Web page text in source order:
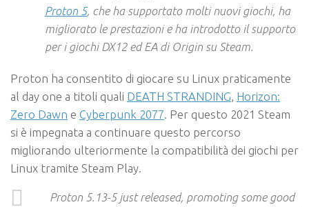
Proton 5, che ha supportato molti nuovi giochi, ha
migliorato le prestazioni e ha introdotto il supporto
per i giochi DX12 ed EA di Origin su Steam.
Proton ha consentito di giocare su Linux praticamente
al day one a titoli quali DEATH STRANDING Horizon:
Zero Dawn e Cyberpunk 2077 . Per questo 2021 Steam
si è impegnata a continuare questo percorso
migliorando ulteriormente la compatibilità dei giochi per
Linux tramite Steam Play.
Proton 5.13-5 just released, promoting some good